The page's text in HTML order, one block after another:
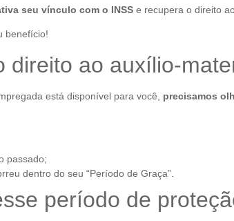
seu vínculo com o INSS e recupera o direito
benefício!
direito ao auxílio-
está disponível para você, precisamos
passado;
dentro do seu “Período de Graça”.
período de